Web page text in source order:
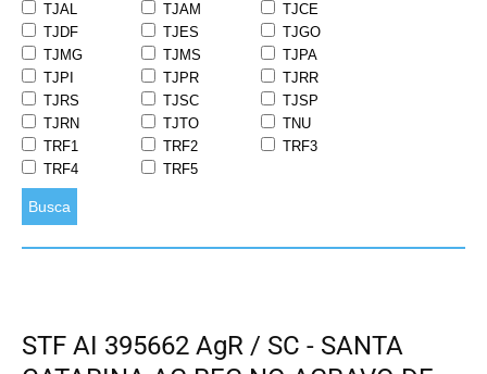
TJAL
TJAM
TJCE
TJDF
TJES
TJGO
TJMG
TJMS
TJPA
TJPI
TJPR
TJRR
TJRS
TJSC
TJSP
TJRN
TJTO
TNU
TRF1
TRF2
TRF3
TRF4
TRF5
Busca
STF AI 395662 AgR / SC - SANTA